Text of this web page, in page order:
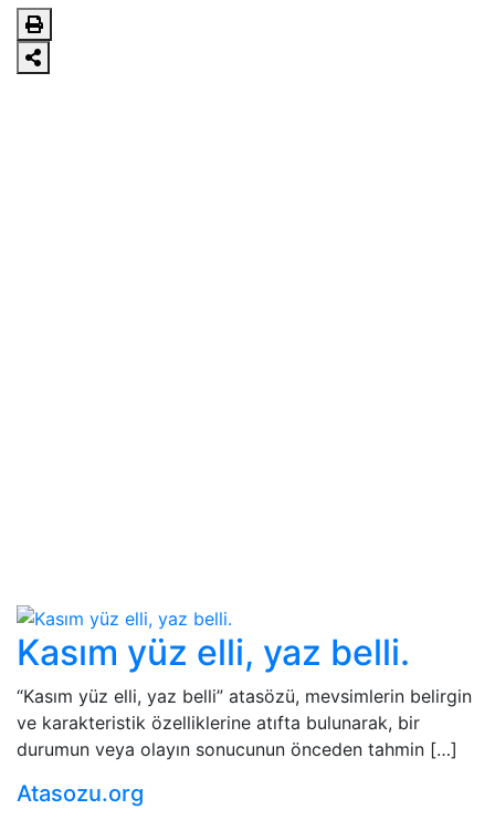
Kasım yüz elli, yaz belli.
“Kasım yüz elli, yaz belli” atasözü, mevsimlerin belirgin
ve karakteristik özelliklerine atıfta bulunarak, bir
durumun veya olayın sonucunun önceden tahmin […]
Atasozu.org